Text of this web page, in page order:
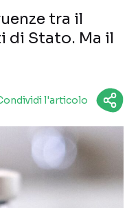
tra il
di Stato. Ma il
l'articolo